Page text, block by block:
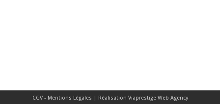
CGV - Mentions Légales | Réalisation Viaprestige Web Agency